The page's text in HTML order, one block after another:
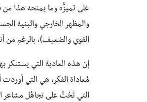
على تميزُّه وما يمنحه هذا من
والمظهر الخارجي والبنية
القوي والضعيف)، بالرغم من
إن هذه العادية التي
مُعاداة الفكر، هي التي
التي تَحُثّ على تجاهُل مشاعر